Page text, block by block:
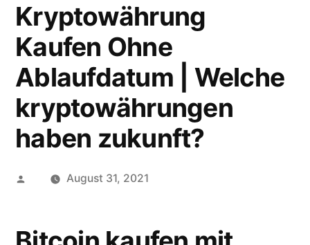
Kryptowährung
Kaufen Ohne
Ablaufdatum | Welche
kryptowährungen
haben zukunft?
Posted August 31, 2021